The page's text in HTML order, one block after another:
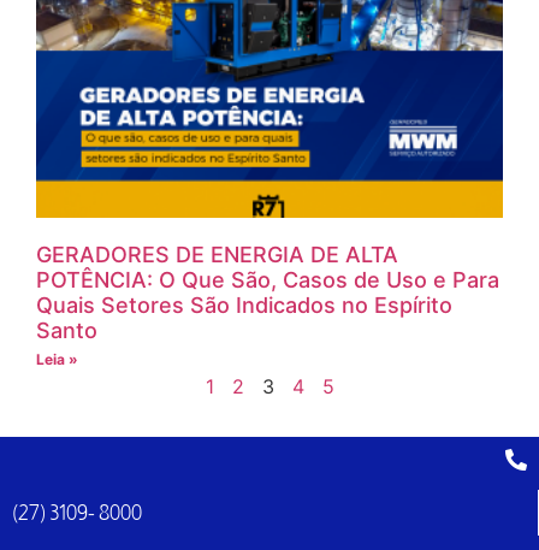
GERADORES DE ENERGIA DE ALTA
POTÊNCIA: O Que São, Casos de Uso e Para
Quais Setores São Indicados no Espírito
Santo
Leia »
1 2 3 4 5
(27) 3109- 8000